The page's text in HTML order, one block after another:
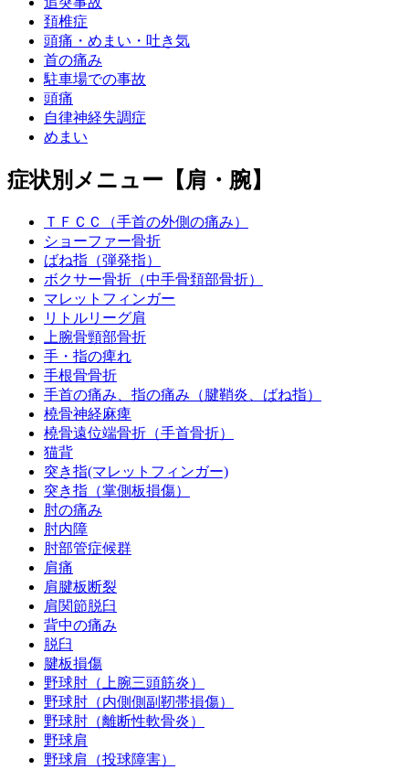
頚椎症
頭痛・めまい・吐き気
首の痛み
駐車場での事故
頭痛
自律神経失調症
めまい
症状別メニュー【肩・腕】
ＴＦＣＣ（手首の外側の痛み）
ショーファー骨折
ばね指（弾発指）
ボクサー骨折（中手骨頚部骨折）
マレットフィンガー
リトルリーグ肩
上腕骨頸部骨折
手・指の痺れ
手根骨骨折
手首の痛み、指の痛み（腱鞘炎、ばね指）
橈骨神経麻痺
橈骨遠位端骨折（手首骨折）
猫背
突き指(マレットフィンガー)
突き指（掌側板損傷）
肘の痛み
肘内障
肘部管症候群
肩痛
肩腱板断裂
肩関節脱臼
背中の痛み
脱臼
腱板損傷
野球肘（上腕三頭筋炎）
野球肘（内側側副靭帯損傷）
野球肘（離断性軟骨炎）
野球肩
野球肩（投球障害）